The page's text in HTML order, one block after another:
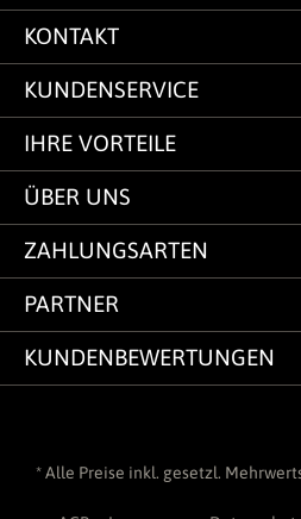
KONTAKT
KUNDENSERVICE
IHRE VORTEILE
ÜBER UNS
ZAHLUNGSARTEN
PARTNER
KUNDENBEWERTUNGEN
* Alle Preise inkl. gesetzl.